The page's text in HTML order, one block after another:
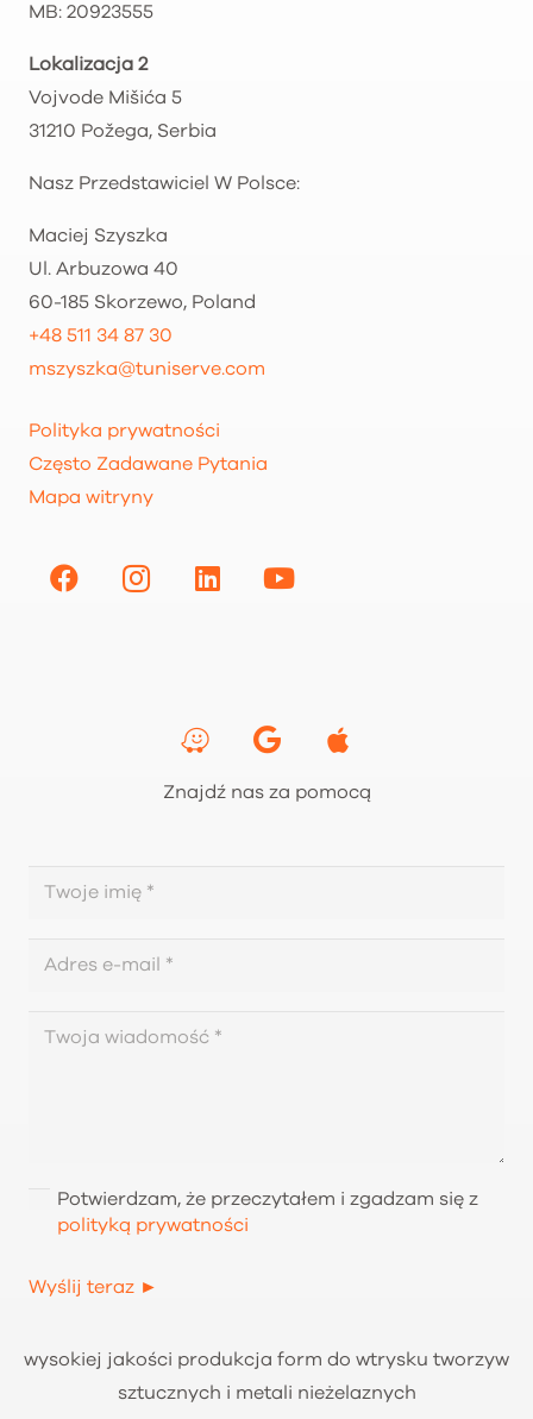
MB: 20923555
Lokalizacja 2
Vojvode Mišića 5
31210 Požega, Serbia
Nasz Przedstawiciel W Polsce:
Maciej Szyszka
Ul. Arbuzowa 40
60-185 Skorzewo, Poland
+48 511 34 87 30
mszyszka@tuniserve.com
Polityka prywatności
Często Zadawane Pytania
Mapa witryny
Znajdź nas za pomocą
Potwierdzam, że przeczytałem i zgadzam się z
polityką prywatności
Wyślij teraz ►
wysokiej jakości produkcja form do wtrysku tworzyw
sztucznych i metali nieżelaznych